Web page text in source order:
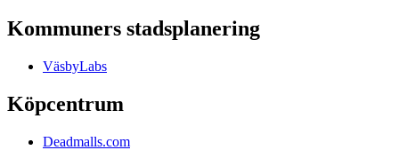
Kommuners stadsplanering
VäsbyLabs
Köpcentrum
Deadmalls.com